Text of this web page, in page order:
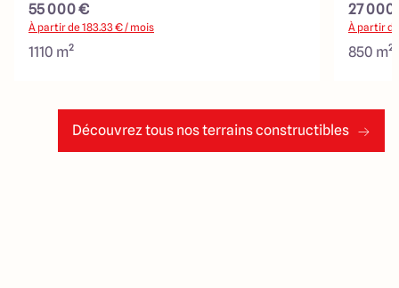
55 000 €
À partir de183.33€ / mois
1110 m²
27 000
À partir
850 m²
Découvrez tous nos terrains constructibles